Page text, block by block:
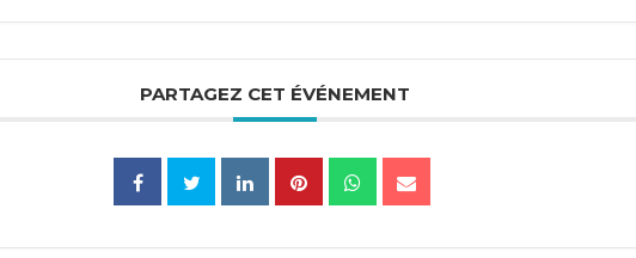
PARTAGEZ CET ÉVÉNEMENT